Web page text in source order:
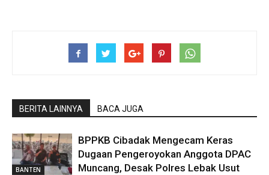
BERITA LAINNYA BACA JUGA
BANTEN
BPPKB Cibadak Mengecam Keras
Dugaan Pengeroyokan Anggota DPAC
Muncang, Desak Polres Lebak Usut